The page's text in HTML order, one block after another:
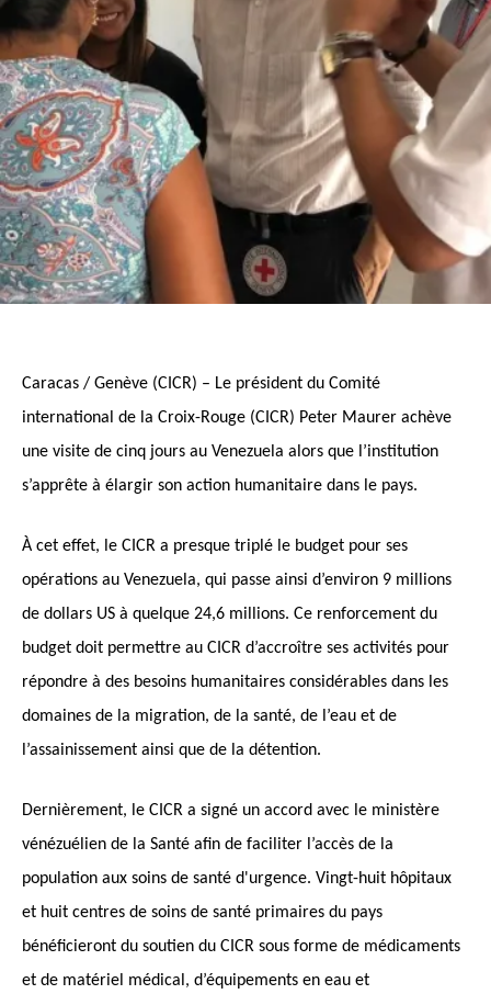
Caracas / Genève (CICR) – Le président du Comité
international de la Croix-Rouge (CICR) Peter Maurer achève
une visite de cinq jours au Venezuela alors que l’institution
s’apprête à élargir son action humanitaire dans le pays.
À cet effet, le CICR a presque triplé le budget pour ses
opérations au Venezuela, qui passe ainsi d’environ 9 millions
de dollars US à quelque 24,6 millions. Ce renforcement du
budget doit permettre au CICR d’accroître ses activités pour
répondre à des besoins humanitaires considérables dans les
domaines de la migration, de la santé, de l’eau et de
l’assainissement ainsi que de la détention.
Dernièrement, le CICR a signé un accord avec le ministère
vénézuélien de la Santé afin de faciliter l’accès de la
population aux soins de santé d'urgence. Vingt-huit hôpitaux
et huit centres de soins de santé primaires du pays
bénéficieront du soutien du CICR sous forme de médicaments
et de matériel médical, d’équipements en eau et